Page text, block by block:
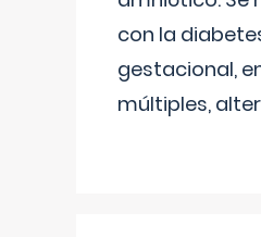
con la
gestacional,
múltiples, alter